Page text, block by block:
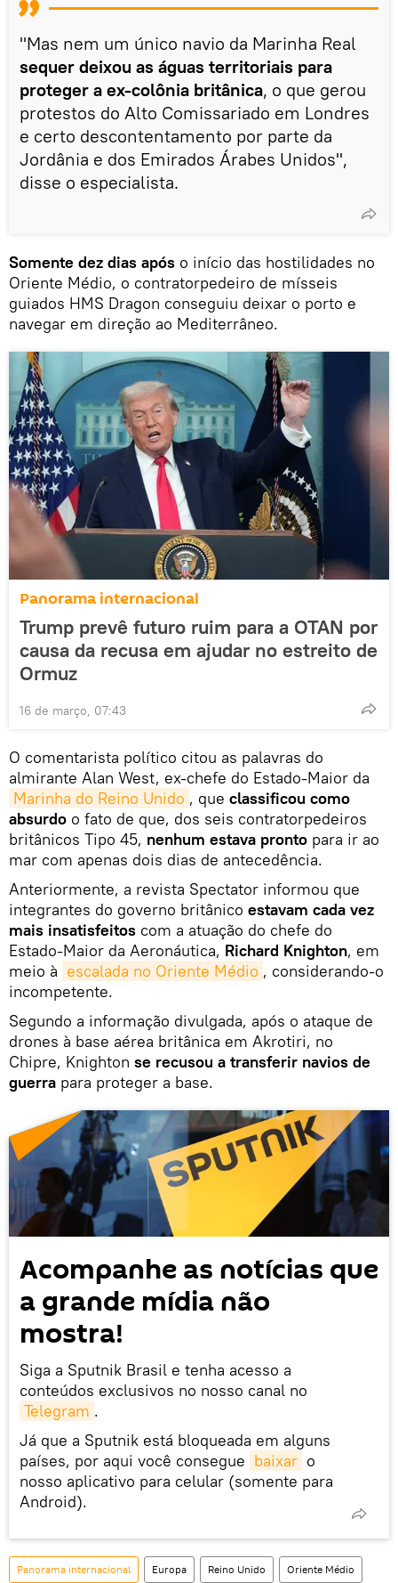
"Mas nem um único navio da Marinha Real
sequer deixou as águas territoriais para
proteger a ex-colônia britânica, o que gerou
protestos do Alto Comissariado em Londres
e certo descontentamento por parte da
Jordânia e dos Emirados Árabes Unidos",
disse o especialista.
Somente dez dias após o início das hostilidades no
Oriente Médio, o contratorpedeiro de mísseis
guiados HMS Dragon conseguiu deixar o porto e
navegar em direção ao Mediterrâneo.
Panorama internacional
Trump prevê futuro ruim para a OTAN por
causa da recusa em ajudar no estreito de
Ormuz
16 de março, 07:43
O comentarista político citou as palavras do
almirante Alan West, ex-chefe do Estado-Maior da
Marinha do Reino Unido , que classificou como
absurdo o fato de que, dos seis contratorpedeiros
britânicos Tipo 45, nenhum estava pronto para ir ao
mar com apenas dois dias de antecedência.
Anteriormente, a revista Spectator informou que
integrantes do governo britânico estavam cada vez
mais insatisfeitos com a atuação do chefe do
Estado-Maior da Aeronáutica, Richard Knighton, em
meio à escalada no Oriente Médio , considerando-o
incompetente.
Segundo a informação divulgada, após o ataque de
drones à base aérea britânica em Akrotiri, no
Chipre, Knighton se recusou a transferir navios de
guerra para proteger a base.
Acompanhe as notícias que
a grande mídia não
mostra!
Siga a Sputnik Brasil e tenha acesso a
conteúdos exclusivos no nosso canal no
Telegram .
Já que a Sputnik está bloqueada em alguns
países, por aqui você consegue baixar o
nosso aplicativo para celular (somente para
Android).
Panorama internacional Europa Reino Unido Oriente Médio